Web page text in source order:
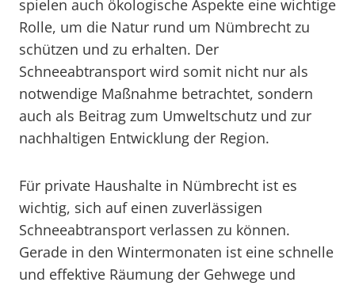
spielen auch ökologische Aspekte eine wichtige
Rolle, um die Natur rund um Nümbrecht zu
schützen und zu erhalten. Der
Schneeabtransport wird somit nicht nur als
notwendige Maßnahme betrachtet, sondern
auch als Beitrag zum Umweltschutz und zur
nachhaltigen Entwicklung der Region.
Für private Haushalte in Nümbrecht ist es
wichtig, sich auf einen zuverlässigen
Schneeabtransport verlassen zu können.
Gerade in den Wintermonaten ist eine schnelle
und effektive Räumung der Gehwege und